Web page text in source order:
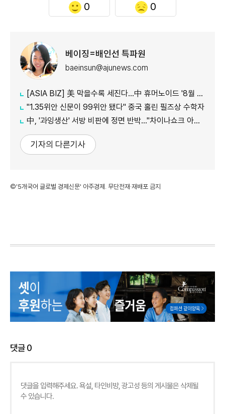
0 0
베이징=배인선 특파원
baeinsun@ajunews.com
[ASIA BIZ] 美 막을수록 세진다…中 휴머노이드 '8월 대공세'
"1.35위안 신문이 99위안 됐다" 중국 홀린 필즈상 수학자
中, '과잉생산' 서방 비판에 정면 반박…"차이나쇼크 아닌 기회"
기자의 다른기사
©'5개국어 글로벌 경제신문' 아주경제. 무단전재·재배포 금지
댓글0